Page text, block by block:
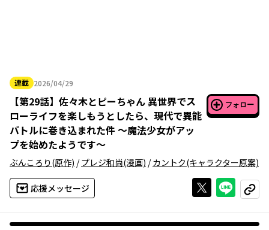
連載 2026/04/29
2026年04月29日
【第29話】 佐々木とピーちゃん 異世界でス
ローライフを楽しもうとしたら、現代で異能
バトルに巻き込まれた件 ～魔法少女がアッ
プを始めたようです～
フォロー
ぶんころり (原作) /プレジ和尚(漫画) /カントク(キャラクター原案)
応援メッセージ Xで投稿する
ライン
コピー